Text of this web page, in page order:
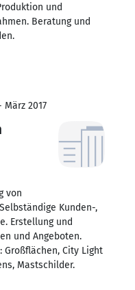
und
Beratung und
März 2017
von
Kunden-,
Erstellung und
und Angeboten.
Großflächen, City Light
Mastschilder.